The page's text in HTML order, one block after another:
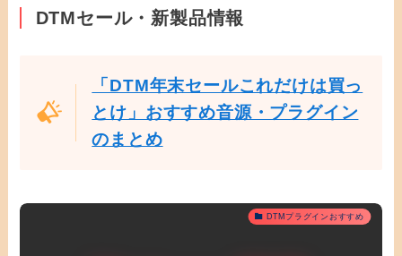
DTMセール・新製品情報
「DTM年末セールこれだけは買っ
とけ」おすすめ音源・プラグイン
のまとめ
DTMプラグインおすすめ